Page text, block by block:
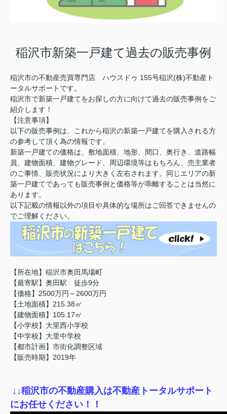
稲沢市新築一戸建て過去の販売事例
稲沢市の不動産売買専門店 ハウスドゥ 155号稲沢(株)不動産ト
ータルサポートです。
稲沢市で新築一戸建てをお探しの方に向けて過去の販売事例をご
紹介します！
【注意事項】
以下の販売事例は、これから稲沢の新築一戸建てを購入される方
の参考して頂く為の情報です。
新築一戸建ての価格は、敷地面積、地形、間口、奥行き、道路幅
員、建物面積、建物グレード、周辺環境等はもちろん、売主業者
のご事情、販売状況により大きく左右されます。同じエリアの新
築一戸建てであっても販売事例と価格等が乖離することは当然に
あります。
以下記載の情報以外の項目や具体的な場所はご回答できませんの
でご理解ください。
【所在地】稲沢市奥田馬場町
【最寄駅】奥田駅 徒歩9分
【価格】2500万円～2600万円
【土地面積】215.38㎡
【建物面積】105.17㎡
【小学校】大里西小学校
【中学校】大里中学校
【都市計画】市街化調整区域
【販売時期】2019年
↓ ↓稲沢市の不動産購入は不動産トータルサポート
にお任せください！！